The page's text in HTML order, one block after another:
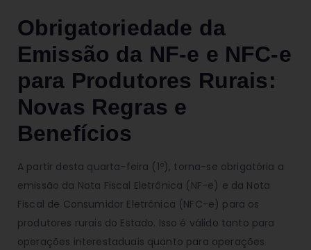
Obrigatoriedade da
Emissão da NF-e e NFC-e
para Produtores Rurais:
Novas Regras e
Benefícios
A partir desta quarta-feira (1º), torna-se obrigatória a
emissão da Nota Fiscal Eletrônica (NF-e) e da Nota
Fiscal de Consumidor Eletrônica (NFC-e) para os
produtores rurais do Estado. Isso é válido tanto para
operações interestaduais quanto para operações